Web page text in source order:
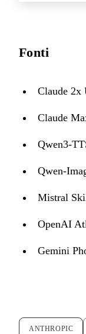
Fonti
Claude 2x
Claude
Qwen3-
Qwen-
Mistral
OpenAI
Gemini
ANTHROPIC